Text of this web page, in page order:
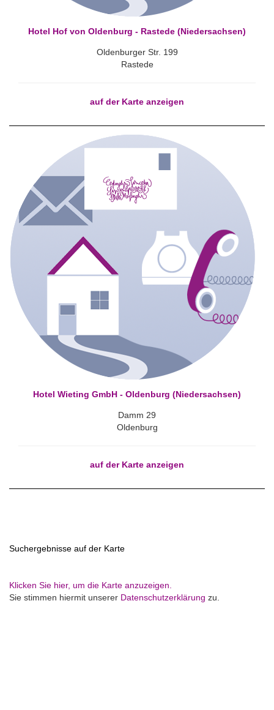
Hotel Hof von Oldenburg - Rastede (Niedersachsen)
Oldenburger Str. 199
Rastede
auf der Karte anzeigen
Hotel Wieting GmbH - Oldenburg (Niedersachsen)
Damm 29
Oldenburg
auf der Karte anzeigen
Suchergebnisse auf der Karte
Klicken Sie hier, um die Karte anzuzeigen.
Sie stimmen hiermit unserer Datenschutzerklärung zu.